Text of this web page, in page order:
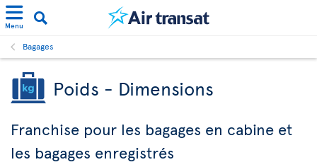
Menu
Bagages
Poids - Dimensions
Franchise pour les bagages en cabine et
les bagages enregistrés